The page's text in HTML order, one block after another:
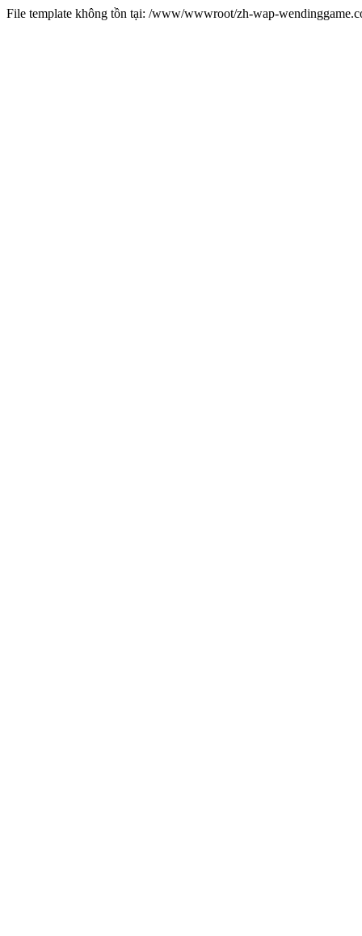
File template không tồn tại: /www/wwwroot/zh-wap-